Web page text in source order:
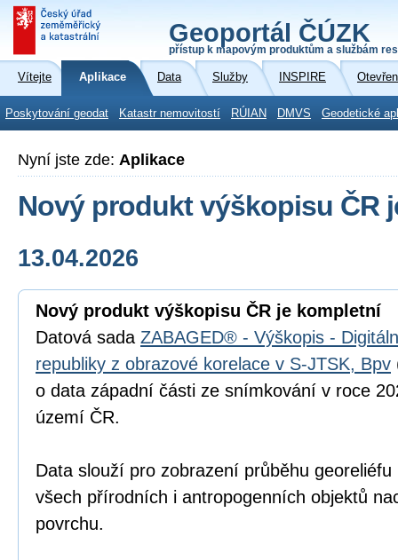
Geoportál ČÚZK
přístup k mapovým produktům a službám
Vítejte Aplikace Data Služby INSPIRE
Poskytování geodat Katastr nemovitostí RÚIAN DMVS Geodetické
Nyní jste zde: Aplikace
Nový produkt výškopisu ČR
13.04.2026
Nový produkt výškopisu ČR je kompletní
Datová sada ZABAGED® - Výškopis -
republiky z obrazové korelace v S-JTSK, Bpv
o data západní části ze snímkování v roce
území ČR.
Data slouží pro zobrazení průběhu
všech přírodních i antropogenních objektů
povrchu.